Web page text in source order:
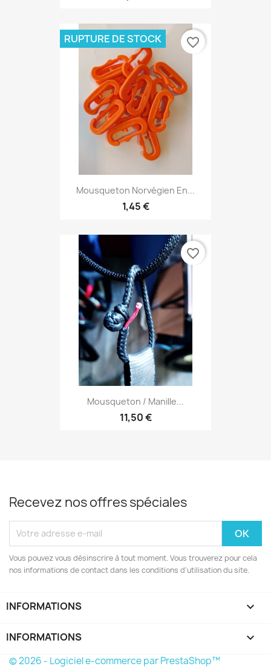
Mousqueton Norvégien En...
1,45 €
RUPTURE DE STOCK favorite_border
Mousqueton / Manille...
11,50 €
favorite_border
Recevez nos offres spéciales
Vous pouvez vous désinscrire à tout moment. Vous trouverez pour cela
nos informations de contact dans les conditions d'utilisation du site.
INFORMATIONS 
INFORMATIONS keyboard_arrow_down
© 2026 - Logiciel e-commerce par PrestaShop™